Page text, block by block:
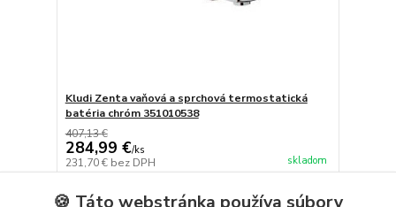
Kludi Zenta vaňová a sprchová termostatická
batéria chróm 351010538
407,13 €
284,99 €/ks
231,70 € bez DPH skladom
🍪 Táto webstránka používa súbory